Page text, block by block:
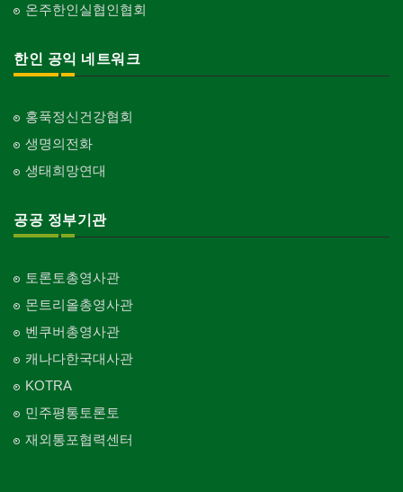
온주한인실협인협회
한인 공익 네트워크
홍푹정신건강협회
생명의전화
생태희망연대
공공 정부기관
토론토총영사관
몬트리올총영사관
벤쿠버총영사관
캐나다한국대사관
KOTRA
민주평통토론토
재외통포협력센터